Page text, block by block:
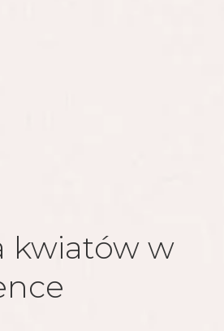
kwiatów w